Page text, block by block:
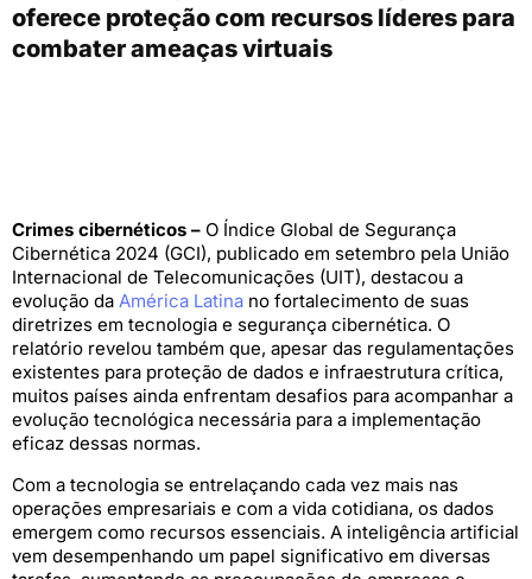
oferece proteção com recursos líderes para
combater ameaças virtuais
Crimes cibernéticos – O Índice Global de Segurança
Cibernética 2024 (GCI), publicado em setembro pela União
Internacional de Telecomunicações (UIT), destacou a
evolução da América Latina no fortalecimento de suas
diretrizes em tecnologia e segurança cibernética. O
relatório revelou também que, apesar das regulamentações
existentes para proteção de dados e infraestrutura crítica,
muitos países ainda enfrentam desafios para acompanhar a
evolução tecnológica necessária para a implementação
eficaz dessas normas.
Com a tecnologia se entrelaçando cada vez mais nas
operações empresariais e com a vida cotidiana, os dados
emergem como recursos essenciais. A inteligência artificial
vem desempenhando um papel significativo em diversas